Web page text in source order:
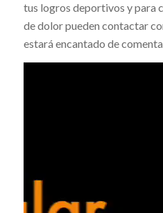
tus logros deportivos y para
de dolor pueden contactar
estará encantado de